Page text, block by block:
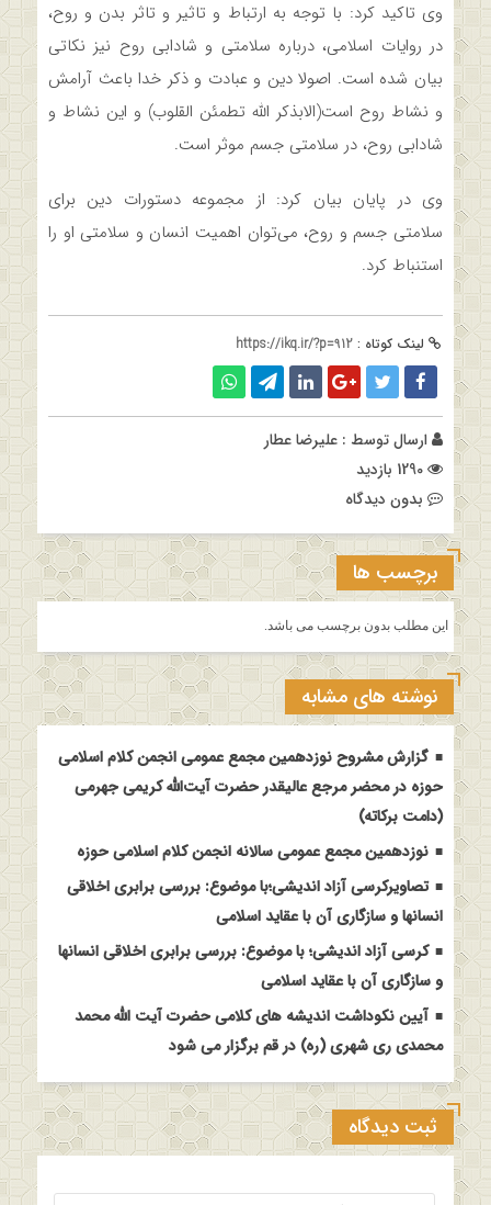
وی تاکید کرد: با توجه به ارتباط و تاثیر و تاثر بدن و روح،
در روایات اسلامی، درباره سلامتی و شادابی روح نیز نکاتی
بیان شده است. اصولا دین و عبادت و ذکر خدا باعث آرامش
و نشاط روح است(الابذکر الله تطمئن القلوب) و این نشاط و
شادابی روح، در سلامتی جسم موثر است.
وی در پایان بیان کرد: از مجموعه دستورات دین برای
سلامتی جسم و روح، می‌توان اهمیت انسان و سلامتی او را
استنباط کرد.
لینک کوتاه : https://ikq.ir/?p=912
ارسال توسط : علیرضا عطار
بدون دیدگاه
برچسب ها
این مطلب بدون برچسب می باشد.
نوشته های مشابه
گزارش مشروح نوزدهمین مجمع عمومی انجمن کلام اسلامی
حوزه در محضر مرجع عالیقدر حضرت آیت‌الله کریمی جهرمی
(دامت برکاته)
نوزدهمین مجمع عمومی سالانه انجمن کلام اسلامی حوزه
تصاویرکرسی آزاد اندیشی؛با موضوع: بررسی برابری اخلاقی
انسانها و سازگاری آن با عقاید اسلامی
کرسی آزاد اندیشی؛ با موضوع: بررسی برابری اخلاقی انسانها
و سازگاری آن با عقاید اسلامی
آیین نکوداشت اندیشه های کلامی حضرت آیت الله محمد
محمدی ری شهری (ره) در قم برگزار می شود
ثبت دیدگاه